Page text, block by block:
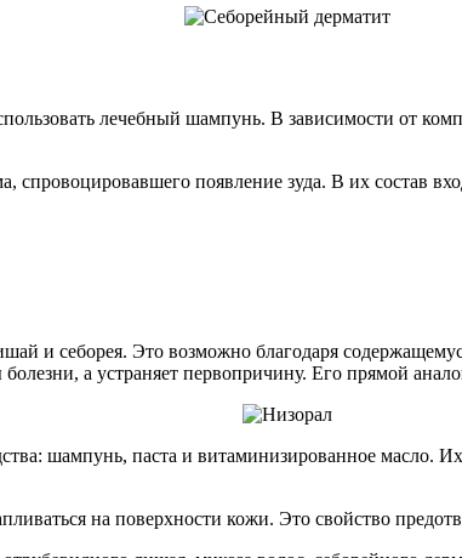
лечебный шампунь. В зависимости от
спровоцировавшего появление зуда. В их состав
и себорея. Это возможно благодаря
а устраняет первопричину. Его прямой
шампунь, паста и витаминизированное масло.
на поверхности кожи. Это свойство